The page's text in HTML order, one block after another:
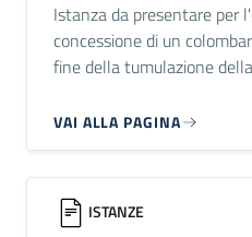
Istanza da presentare per
concessione di un
fine della tumulazione
VAI ALLA PAGINA
ISTANZE